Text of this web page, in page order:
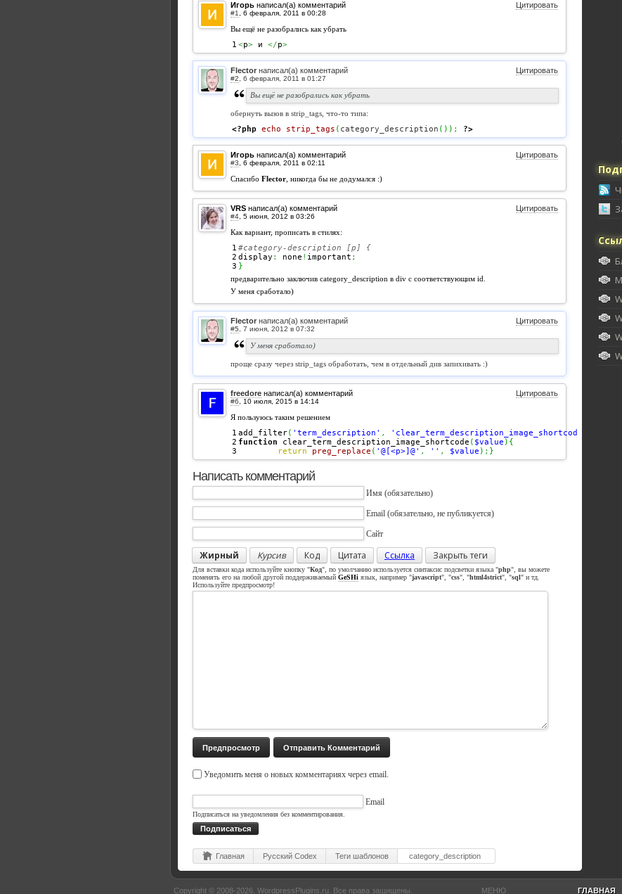
Игорь написал(а) комментарий Цитировать
#1
Вы ещё не разобрались как убрать
<p> и </p>
Flector написал(а) комментарий Цитировать
#2
Вы ещё не разобрались как убрать
обернуть вызов в strip_tags, что-то типа:
<?php echo strip_tags ( category_description ( ) ) ; ?>
Игорь написал(а) комментарий Цитировать
#3
Спасибо Flector , никогда бы не додумался :)
VRS написал(а) комментарий Цитировать
#4
Как вариант, прописать в стилях:
1
2
#category-description [p] {
display : none ! important ;
}
предварительно заключив category_description в div с соответствующим id.
У меня сработало)
Flector написал(а) комментарий Цитировать
#5
У меня сработало)
проще сразу через strip_tags обработать, чем в отдельный див запихивать :)
freedore написал(а) комментарий Цитировать
#6
Я пользуюсь таким решением
1
2
add_filter( 'term_description' , 'clear_term_description_image_shortcode'
function clear_term_description_image_shortcode ( $value ) {
return
preg_replace ( '@[<p>]@' , '' , $value ) ; }
Написать комментарий
Имя (обязательно)
Email (обязательно, не публикуется)
Сайт
Жирный Курсив Код Цитата Ссылка Закрыть теги
Для вставки кода используйте кнопку "Код", по умолчанию используется синтаксис подсветки языка "php", вы можете
поменять его на любой другой поддерживаемый GeSHi язык, например "javascript", "css", "html4strict", "sql" и тд.
Используйте предпросмотр!
Уведомить меня о новых комментариях через email.
Email
Подписаться на уведомления без комментирования.
Подписаться
Главная Русский Codex Теги шаблонов category_description
Copyright © 2008-2026. WordpressPlugins.ru . Все права защищены. ГЛАВНАЯ
МЕНЮ